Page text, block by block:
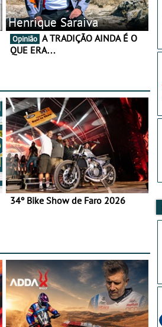
Henrique Saraiva
Opinião
QUE ERA…
34º Bike Show de Faro 2026